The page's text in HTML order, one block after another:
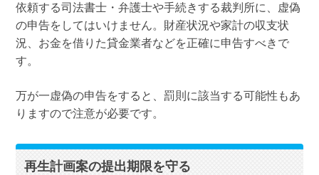
依頼する司法書士・弁護士や手続きする裁判所に、虚偽
の申告をしてはいけません。財産状況や家計の収支状
況、お金を借りた貸金業者などを正確に申告すべきで
す。
万が一虚偽の申告をすると、罰則に該当する可能性もあ
りますので注意が必要です。
再生計画案の提出期限を守る